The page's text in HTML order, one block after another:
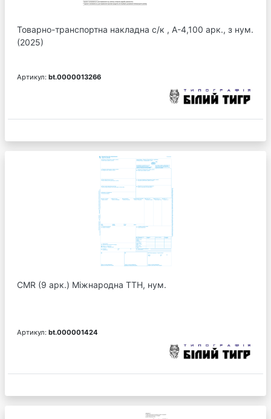
Товарно-транспортна накладна с/к , А-4,100 арк., з нум.
(2025)
Артикул: bt.0000013266
CMR (9 арк.) Міжнародна ТТН, нум.
Артикул: bt.000001424